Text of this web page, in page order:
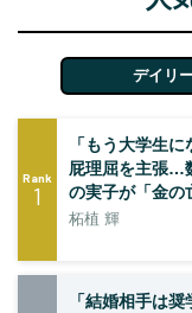
デイリ
Rank
1
「もう大学生
屁理屈を主張…
の実子が「金の
柘植 輝
「結婚相手は